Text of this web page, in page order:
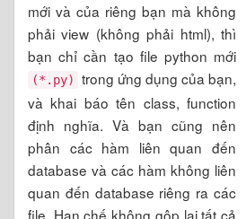
mới và của riêng bạn mà không
phải view (không phải html), thì
bạn chỉ cần tạo file python mới
(*.py)
trong ứng dụng của bạn,
và khai báo tên class, function
định nghĩa. Và bạn cũng nên
phân các hàm liên quan đến
database và các hàm không liên
quan đến database riêng ra các
file. Hạn chế không gộp lại tất cả